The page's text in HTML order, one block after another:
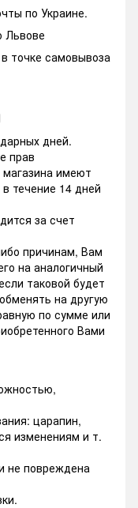
по Украине.
Львове
точке самовывоза
дней.
прав
магазина имеют
течение 14 дней
за счет
причинам, Вам
на аналогичный
таковой будет
на другую
по сумме или
Вами
царапин,
изменениям и т.
не повреждена